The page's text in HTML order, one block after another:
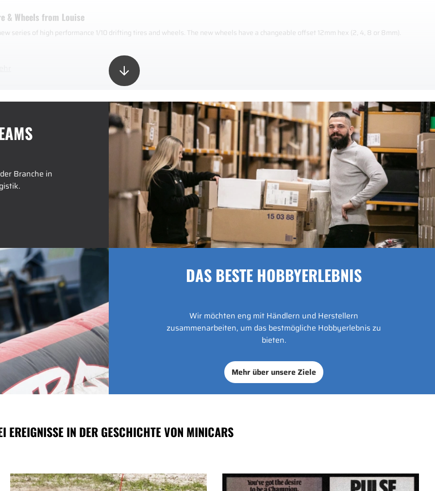
& Wheels from Louise
series of high performance 1/10 drifting tires and wheels. The new wheels have a changeable offset 12mm hex (2, 4, 8 or 8mm).
Branche in
DAS BESTE HOBBYERLEBNIS
Wir möchten eng mit Händlern und Herstellern
zusammenarbeiten, um das bestmögliche Hobbyerlebnis zu
bieten.
Mehr über unsere Ziele
EREIGNISSE IN DER GESCHICHTE VON MINICARS